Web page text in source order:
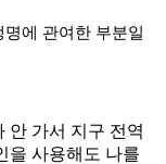
에 관여한 부분일
안 가서 지구 전역
을 사용해도 나를